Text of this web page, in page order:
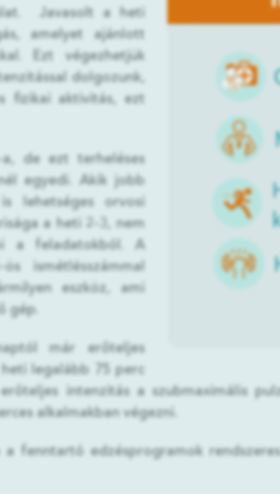
Javasolt a heti
amelyet ajánlott
Ezt végezhetjük
dolgozunk,
fizikai aktivitás, ezt
a, de ezt terheléses
egyedi. Akik jobb
lehetséges orvosi
a heti 2-3, nem
a feladatokból. A
ismétlésszámmal
eszköz, ami
gép.
már erőteljes
legalább 75 perc
intenzitás a szubmaximális
alkalmakban végezni.
edzésprogramok